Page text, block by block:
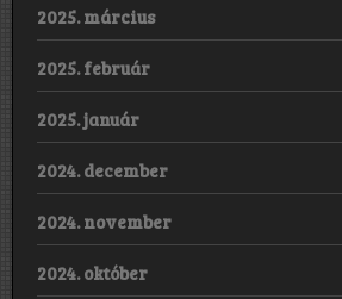
2025. március
2025. február
2025. január
2024. december
2024. november
2024. október